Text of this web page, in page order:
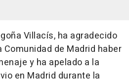
Villacís, ha agradecido
de Madrid haber
y ha apelado a la
en Madrid durante la